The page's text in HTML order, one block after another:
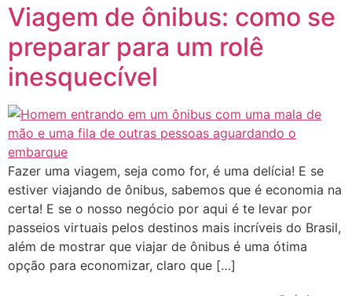
Viagem de ônibus: como se
preparar para um rolê
inesquecível
Fazer uma viagem, seja como for, é uma delícia! E se
estiver viajando de ônibus, sabemos que é economia na
certa! E se o nosso negócio por aqui é te levar por
passeios virtuais pelos destinos mais incríveis do Brasil,
além de mostrar que viajar de ônibus é uma ótima
opção para economizar, claro que […]